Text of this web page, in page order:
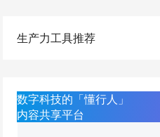
生产力工具推荐
数字科技的「懂行人」
内容共享平台